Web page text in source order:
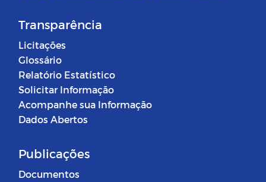
Transparência
Licitações
Glossário
Relatório Estatístico
Solicitar Informação
Acompanhe sua Informação
Dados Abertos
Publicações
Documentos